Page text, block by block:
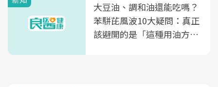
大豆油、調和油還能吃嗎？
苯駢芘風波10大疑問：真正
該避開的是「這種用油方